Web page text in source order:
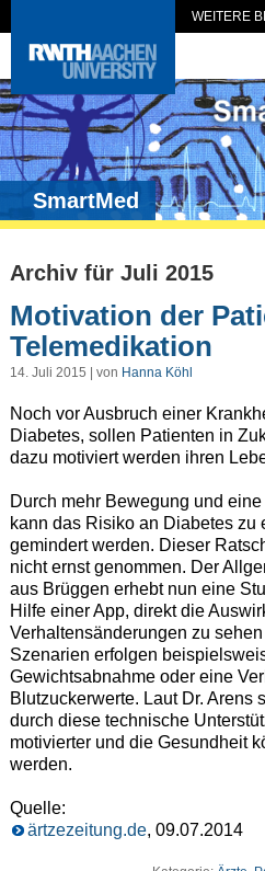
WEITERE
SmartMed
Archiv für Juli 2015
Motivation der
Telemedikation
14. Juli 2015 | von Hanna Köhl
Noch vor Ausbruch einer
Diabetes, sollen Patienten in
dazu motiviert werden ihren
Durch mehr Bewegung und
kann das Risiko an Diabetes zu
gemindert werden. Dieser
nicht ernst genommen. Der
aus Brüggen erhebt nun eine
Hilfe einer App, direkt die
Verhaltensänderungen zu
Szenarien erfolgen
Gewichtsabnahme oder eine
Blutzuckerwerte. Laut Dr. Arens
durch diese technische
motivierter und die Gesundheit
werden.
Quelle:
ärtzezeitung.de, 09.07.2014